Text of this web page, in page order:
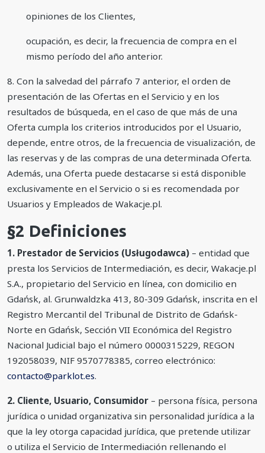
opiniones de los Clientes,
ocupación, es decir, la frecuencia de compra en el
mismo período del año anterior.
8. Con la salvedad del párrafo 7 anterior, el orden de
presentación de las Ofertas en el Servicio y en los
resultados de búsqueda, en el caso de que más de una
Oferta cumpla los criterios introducidos por el Usuario,
depende, entre otros, de la frecuencia de visualización, de
las reservas y de las compras de una determinada Oferta.
Además, una Oferta puede destacarse si está disponible
exclusivamente en el Servicio o si es recomendada por
Usuarios y Empleados de Wakacje.pl.
§2 Definiciones
1. Prestador de Servicios (Usługodawca) – entidad que
presta los Servicios de Intermediación, es decir, Wakacje.pl
S.A., propietario del Servicio en línea, con domicilio en
Gdańsk, al. Grunwaldzka 413, 80-309 Gdańsk, inscrita en el
Registro Mercantil del Tribunal de Distrito de Gdańsk-
Norte en Gdańsk, Sección VII Económica del Registro
Nacional Judicial bajo el número 0000315229, REGON
192058039, NIF 9570778385, correo electrónico:
contacto@parklot.es.
2. Cliente, Usuario, Consumidor – persona física, persona
jurídica o unidad organizativa sin personalidad jurídica a la
que la ley otorga capacidad jurídica, que pretende utilizar
o utiliza el Servicio de Intermediación rellenando el